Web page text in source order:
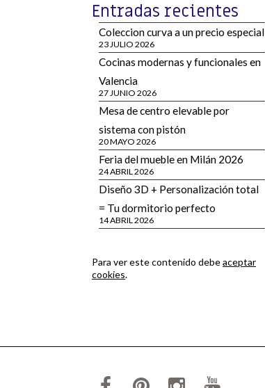
Entradas recientes
Coleccion curva a un precio especial
23 JULIO 2026
Cocinas modernas y funcionales en
Valencia
27 JUNIO 2026
Mesa de centro elevable por
sistema con pistón
20 MAYO 2026
Feria del mueble en Milán 2026
24 ABRIL 2026
Diseño 3D + Personalización total
= Tu dormitorio perfecto
14 ABRIL 2026
Para ver este contenido debeaceptar
cookies.